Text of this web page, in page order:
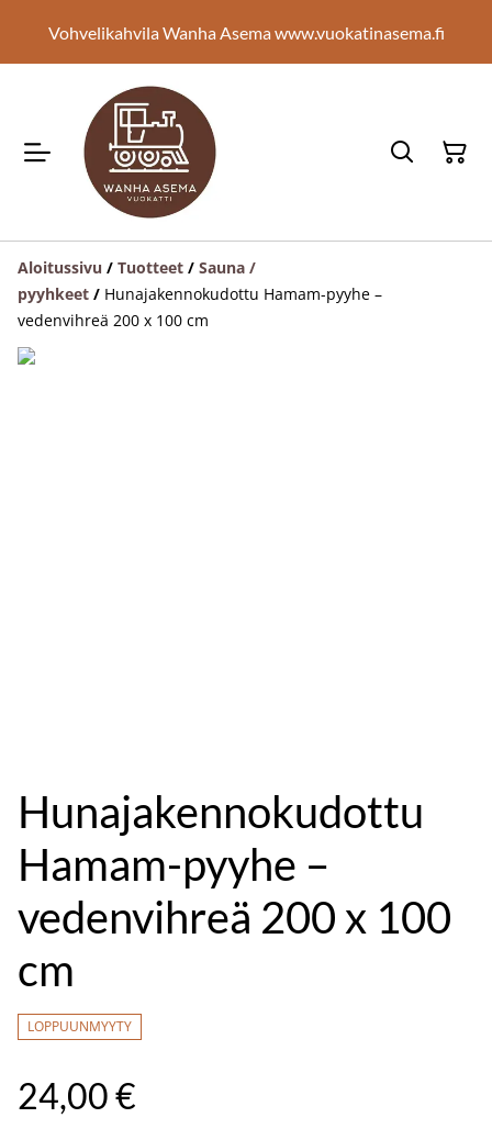
Vohvelikahvila Wanha Asema www.vuokatinasema.fi
Aloitussivu / Tuotteet / Sauna /
pyyhkeet / Hunajakennokudottu Hamam-pyyhe –
vedenvihreä 200 x 100 cm
Hunajakennokudottu
Hamam-pyyhe –
vedenvihreä 200 x 100
cm
LOPPUUNMYYTY
24,00 €